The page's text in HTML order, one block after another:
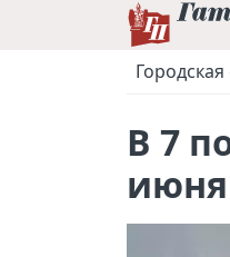
Городская
В 7
июня